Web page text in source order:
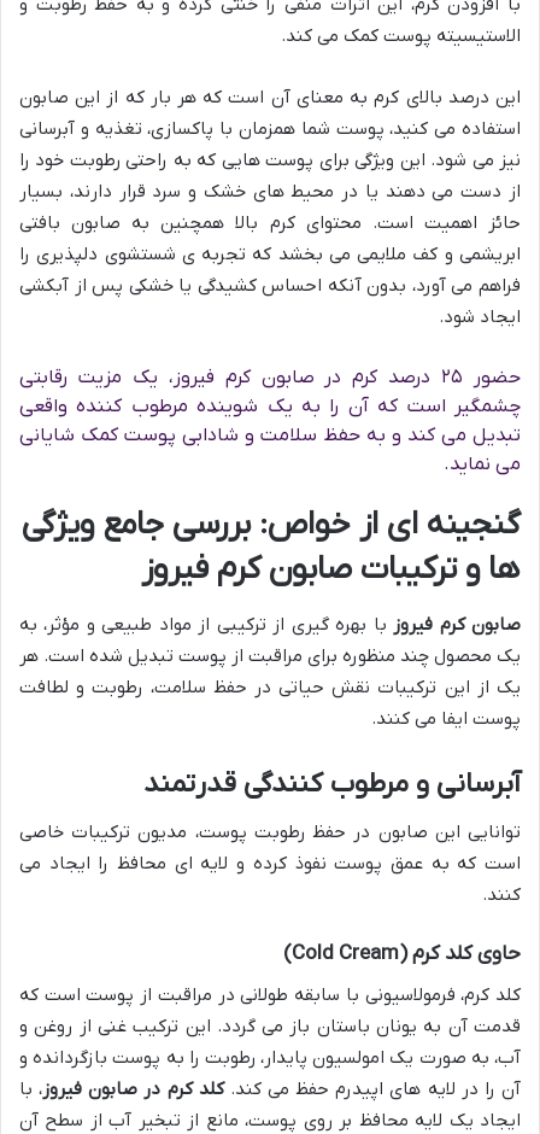
با افزودن کرم، این اثرات منفی را خنثی کرده و به حفظ رطوبت و
الاستیسیته پوست کمک می کند.
این درصد بالای کرم به معنای آن است که هر بار که از این صابون
استفاده می کنید، پوست شما همزمان با پاکسازی، تغذیه و آبرسانی
نیز می شود. این ویژگی برای پوست هایی که به راحتی رطوبت خود را
از دست می دهند یا در محیط های خشک و سرد قرار دارند، بسیار
حائز اهمیت است. محتوای کرم بالا همچنین به صابون بافتی
ابریشمی و کف ملایمی می بخشد که تجربه ی شستشوی دلپذیری را
فراهم می آورد، بدون آنکه احساس کشیدگی یا خشکی پس از آبکشی
ایجاد شود.
حضور ۲۵ درصد کرم در صابون کرم فیروز، یک مزیت رقابتی
چشمگیر است که آن را به یک شوینده مرطوب کننده واقعی
تبدیل می کند و به حفظ سلامت و شادابی پوست کمک شایانی
می نماید.
گنجینه ای از خواص: بررسی جامع ویژگی
ها و ترکیبات صابون کرم فیروز
صابون کرم فیروز با بهره گیری از ترکیبی از مواد طبیعی و مؤثر، به
یک محصول چند منظوره برای مراقبت از پوست تبدیل شده است. هر
یک از این ترکیبات نقش حیاتی در حفظ سلامت، رطوبت و لطافت
پوست ایفا می کنند.
آبرسانی و مرطوب کنندگی قدرتمند
توانایی این صابون در حفظ رطوبت پوست، مدیون ترکیبات خاصی
است که به عمق پوست نفوذ کرده و لایه ای محافظ را ایجاد می
کنند.
حاوی کلد کرم (Cold Cream)
کلد کرم، فرمولاسیونی با سابقه طولانی در مراقبت از پوست است که
قدمت آن به یونان باستان باز می گردد. این ترکیب غنی از روغن و
آب، به صورت یک امولسیون پایدار، رطوبت را به پوست بازگردانده و
آن را در لایه های اپیدرم حفظ می کند.کلد کرم در صابون فیروز، با
ایجاد یک لایه محافظ بر روی پوست، مانع از تبخیر آب از سطح آن